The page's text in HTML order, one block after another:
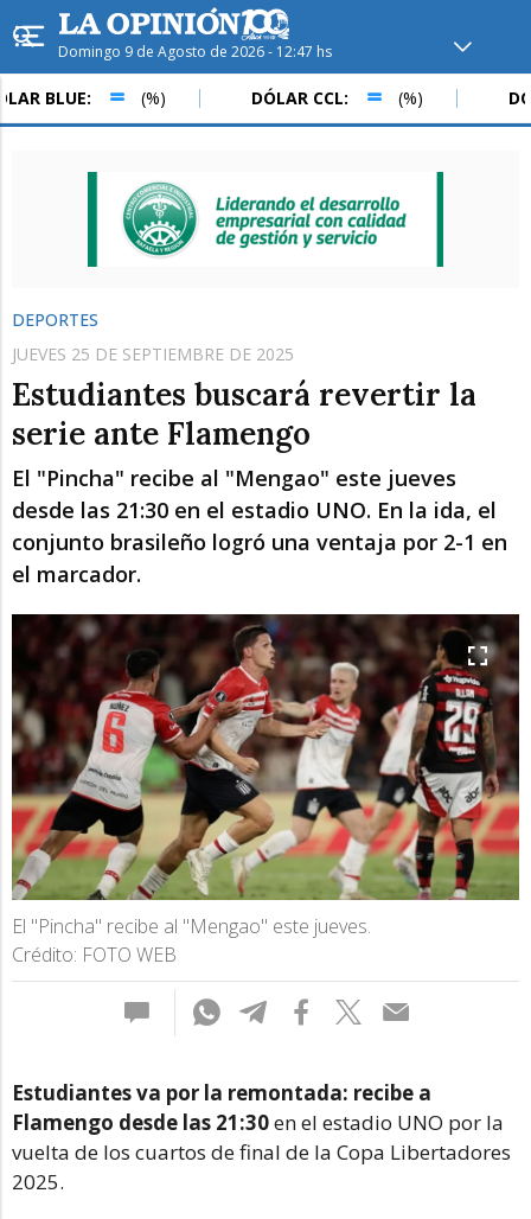
Domingo 9 de Agosto de 2026 - 12:47 hs
Hoy en Rafaela ver clima
Mín / Máx
Humedad
Presión
Lun Mar Mié
BLUE: (%) DÓLAR CCL: (%)
DEPORTES
JUEVES 25 DE SEPTIEMBRE DE 2025
Estudiantes buscará revertir la
serie ante Flamengo
El "Pincha" recibe al "Mengao" este jueves
desde las 21:30 en el estadio UNO. En la ida, el
conjunto brasileño logró una ventaja por 2-1 en
el marcador.
El "Pincha" recibe al "Mengao" este jueves.
Crédito: FOTO WEB
Estudiantes va por la remontada: recibe a
Flamengo desde las 21:30en el estadio UNO por la
vuelta de los cuartos de final de la Copa Libertadores
2025.